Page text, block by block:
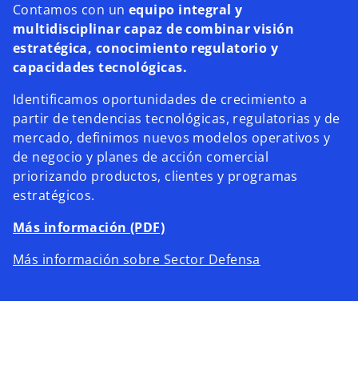
Contamos con unequipo integral y
multidisciplinar capaz de combinar visión
estratégica, conocimiento regulatorio y
capacidades tecnológicas.
Identificamos oportunidades de crecimiento a
partir de tendencias tecnológicas, regulatorias y de
mercado, definimos nuevos modelos operativos y
de negocio y planes de acción comercial
priorizando productos, clientes y programas
estratégicos.
Más información (PDF)
Más información sobre Sector Defensa
a